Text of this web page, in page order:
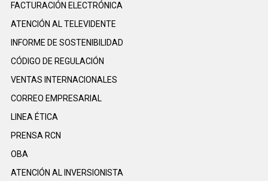
FACTURACIÓN ELECTRÓNICA
ATENCIÓN AL TELEVIDENTE
INFORME DE SOSTENIBILIDAD
CÓDIGO DE REGULACIÓN
VENTAS INTERNACIONALES
CORREO EMPRESARIAL
LINEA ÉTICA
PRENSA RCN
OBA
ATENCIÓN AL INVERSIONISTA